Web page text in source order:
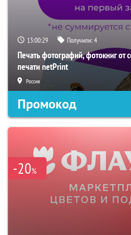
13:00:28 Получили:4
Печать фотографий, фотокниг от
печати netPrint
Россия
Промокод
-20%